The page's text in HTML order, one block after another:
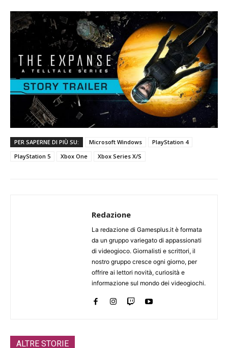
PER SAPERNE DI PIÙ SU: Microsoft Windows
PlayStation 4
PlayStation 5
Xbox One Xbox Series X/S
Redazione
La redazione di Gamesplus.it è formata
da un gruppo variegato di appassionati
di videogioco. Giornalisti e scrittori, il
nostro gruppo cresce ogni giorno, per
offrire ai lettori novità, curiosità e
informazione sul mondo dei videogiochi.
ALTRE STORIE